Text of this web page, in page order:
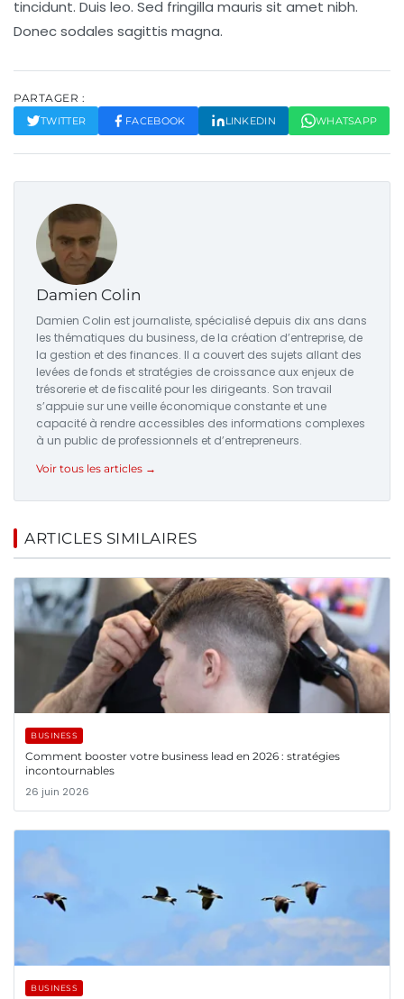
tincidunt. Duis leo. Sed fringilla mauris sit amet nibh.
Donec sodales sagittis magna.
PARTAGER :
TWITTER FACEBOOK LINKEDIN WHATSAPP
Damien Colin
Damien Colin est journaliste, spécialisé depuis dix ans dans
les thématiques du business, de la création d’entreprise, de
la gestion et des finances. Il a couvert des sujets allant des
levées de fonds et stratégies de croissance aux enjeux de
trésorerie et de fiscalité pour les dirigeants. Son travail
s’appuie sur une veille économique constante et une
capacité à rendre accessibles des informations complexes
à un public de professionnels et d’entrepreneurs.
Voir tous les articles →
ARTICLES SIMILAIRES
BUSINESS
Comment booster votre business lead en 2026 : stratégies
incontournables
26 juin 2026
BUSINESS